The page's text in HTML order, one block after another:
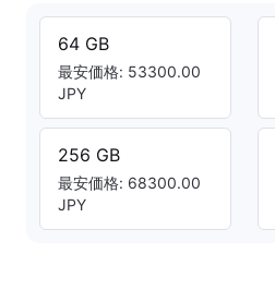
64 GB
最安価格: 53300.00
JPY
256 GB
最安価格: 68300.00
JPY